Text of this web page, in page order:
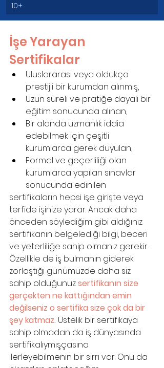
10+
İşe Yarayan
Sertifikalar
Uluslararası veya oldukça
prestijli bir kurumdan alınmış,
Uzun süreli ve pratiğe dayalı bir
eğitim sonucunda alınan,
Bir alanda uzmanlık iddia
edebilmek için çeşitli
kurumlarca gerek duyulan,
Formal ve geçerliliği olan
kurumlarca yapılan sınavlar
sonucunda edinilen
sertifikaların hepsi işe girişte veya
terfide işinize yarar. Ancak daha
önceden söylediğim gibi aldığınız
sertifikanın belgelediği bilgi, beceri
ve yeterliliğe sahip olmanız gerekir.
Özellikle de iş bulmanın giderek
zorlaştığı günümüzde daha siz
sahip olduğunuz sertifikanın size
gerçekten ne kattığından emin
değilseniz o sertifika size çok da bir
şey katmaz. Üstelik bir sertifikaya
sahip olmadan da iş dünyasında
sertifikalıymışçasına
ilerleyebilmenin bir sırrı var. Onu da